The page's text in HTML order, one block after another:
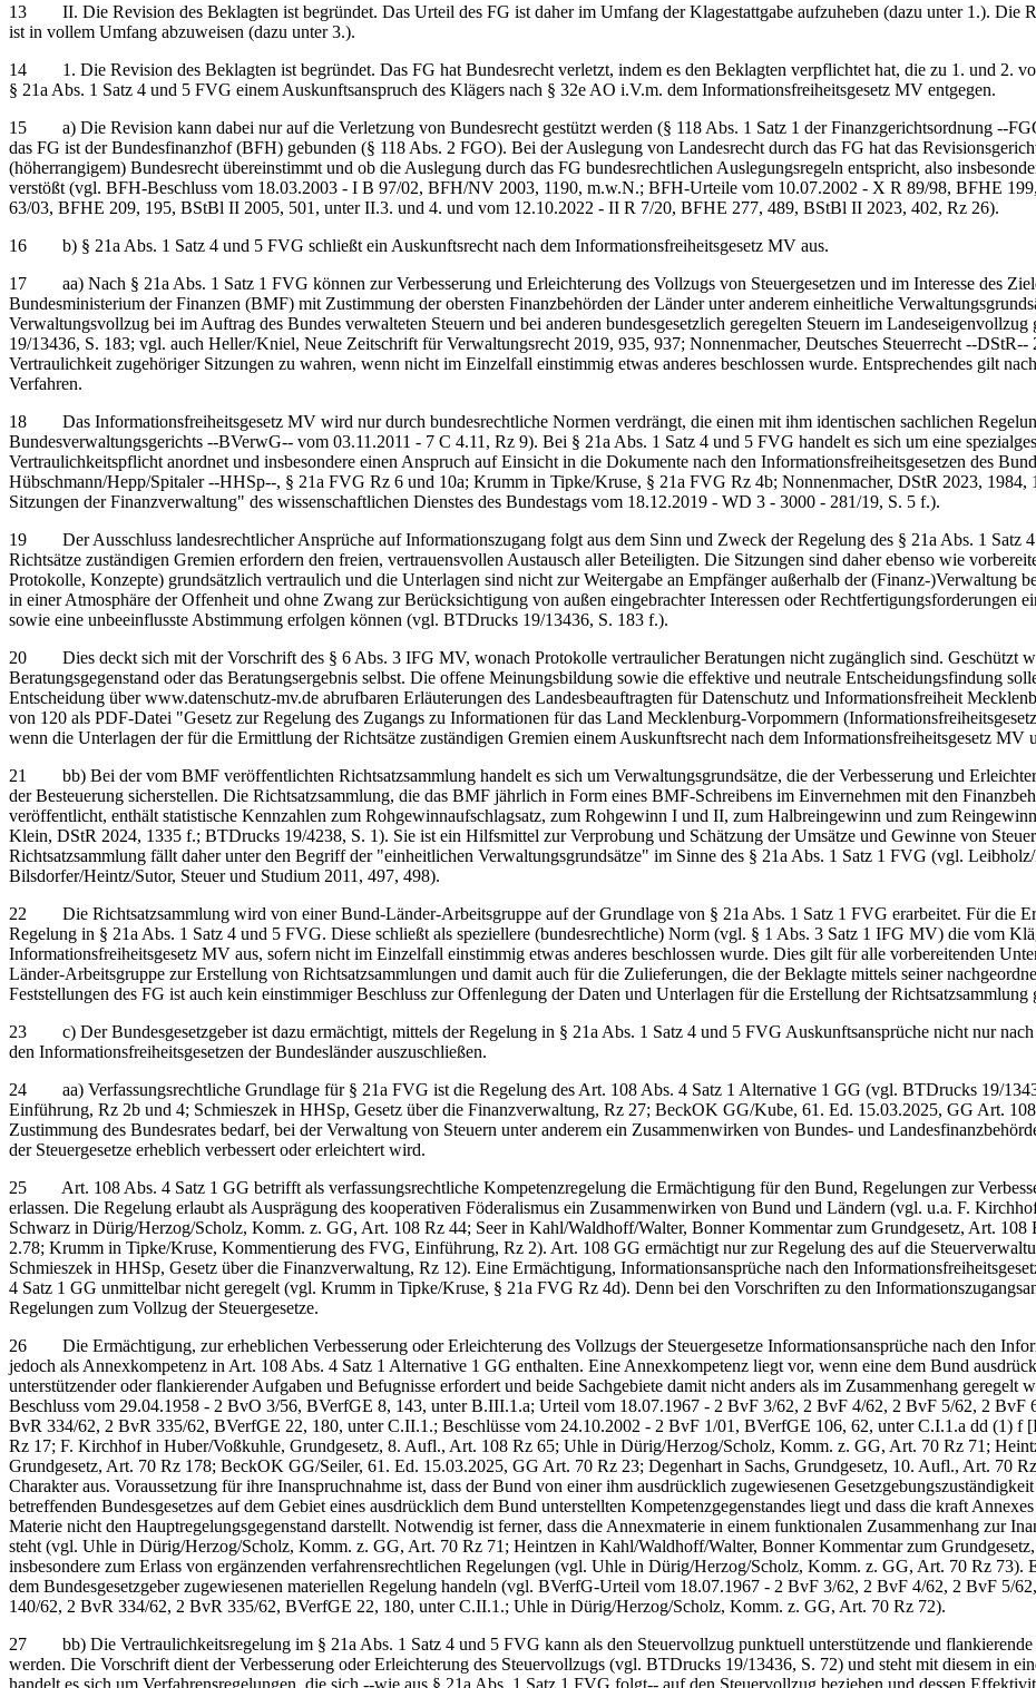
13 II. Die Revision des Beklagten ist begründet. Das Urteil des FG ist daher im Umfang der Klagestattgabe aufzuheben (dazu unter 1.). Die
ist in vollem Umfang abzuweisen (dazu unter 3.).
14 1. Die Revision des Beklagten ist begründet. Das FG hat Bundesrecht verletzt, indem es den Beklagten verpflichtet hat, die zu 1. und 2.
§ 21a Abs. 1 Satz 4 und 5 FVG einem Auskunftsanspruch des Klägers nach § 32e AO i.V.m. dem Informationsfreiheitsgesetz MV entgegen.
15 a) Die Revision kann dabei nur auf die Verletzung von Bundesrecht gestützt werden (§ 118 Abs. 1 Satz 1 der Finanzgerichtsordnung
das FG ist der Bundesfinanzhof (BFH) gebunden (§ 118 Abs. 2 FGO). Bei der Auslegung von Landesrecht durch das FG hat das
(höherrangigem) Bundesrecht übereinstimmt und ob die Auslegung durch das FG bundesrechtlichen Auslegungsregeln entspricht, also
verstößt (vgl. BFH-Beschluss vom 18.03.2003 - I B 97/02, BFH/NV 2003, 1190, m.w.N.; BFH-Urteile vom 10.07.2002 - X R 89/98, BFHE
63/03, BFHE 209, 195, BStBl II 2005, 501, unter II.3. und 4. und vom 12.10.2022 - II R 7/20, BFHE 277, 489, BStBl II 2023, 402, Rz 26).
16 b) § 21a Abs. 1 Satz 4 und 5 FVG schließt ein Auskunftsrecht nach dem Informationsfreiheitsgesetz MV aus.
17 aa) Nach § 21a Abs. 1 Satz 1 FVG können zur Verbesserung und Erleichterung des Vollzugs von Steuergesetzen und im Interesse des
Bundesministerium der Finanzen (BMF) mit Zustimmung der obersten Finanzbehörden der Länder unter anderem einheitliche
Verwaltungsvollzug bei im Auftrag des Bundes verwalteten Steuern und bei anderen bundesgesetzlich geregelten Steuern im
19/13436, S. 183; vgl. auch Heller/Kniel, Neue Zeitschrift für Verwaltungsrecht 2019, 935, 937; Nonnenmacher, Deutsches Steuerrecht
Vertraulichkeit zugehöriger Sitzungen zu wahren, wenn nicht im Einzelfall einstimmig etwas anderes beschlossen wurde. Entsprechendes gilt
Verfahren.
18 Das Informationsfreiheitsgesetz MV wird nur durch bundesrechtliche Normen verdrängt, die einen mit ihm identischen sachlichen
Bundesverwaltungsgerichts ‑‑BVerwG‑‑ vom 03.11.2011 - 7 C 4.11, Rz 9). Bei § 21a Abs. 1 Satz 4 und 5 FVG handelt es sich um eine
Vertraulichkeitspflicht anordnet und insbesondere einen Anspruch auf Einsicht in die Dokumente nach den Informationsfreiheitsgesetzen des
Hübschmann/Hepp/Spitaler ‑‑HHSp‑‑, § 21a FVG Rz 6 und 10a; Krumm in Tipke/Kruse, § 21a FVG Rz 4b; Nonnenmacher, DStR 2023,
Sitzungen der Finanzverwaltung" des wissenschaftlichen Dienstes des Bundestags vom 18.12.2019 - WD 3 - 3000 - 281/19, S. 5 f.).
19 Der Ausschluss landesrechtlicher Ansprüche auf Informationszugang folgt aus dem Sinn und Zweck der Regelung des § 21a Abs. 1 Satz
Richtsätze zuständigen Gremien erfordern den freien, vertrauensvollen Austausch aller Beteiligten. Die Sitzungen sind daher ebenso wie
Protokolle, Konzepte) grundsätzlich vertraulich und die Unterlagen sind nicht zur Weitergabe an Empfänger außerhalb der (Finanz-)Verwaltung
in einer Atmosphäre der Offenheit und ohne Zwang zur Berücksichtigung von außen eingebrachter Interessen oder Rechtfertigungsforderungen
sowie eine unbeeinflusste Abstimmung erfolgen können (vgl. BTDrucks 19/13436, S. 183 f.).
20 Dies deckt sich mit der Vorschrift des § 6 Abs. 3 IFG MV, wonach Protokolle vertraulicher Beratungen nicht zugänglich sind. Geschützt
Beratungsgegenstand oder das Beratungsergebnis selbst. Die offene Meinungsbildung sowie die effektive und neutrale Entscheidungsfindung
Entscheidung über www.datenschutz-mv.de abrufbaren Erläuterungen des Landesbeauftragten für Datenschutz und Informationsfreiheit
von 120 als PDF-Datei "Gesetz zur Regelung des Zugangs zu Informationen für das Land Mecklenburg-Vorpommern
wenn die Unterlagen der für die Ermittlung der Richtsätze zuständigen Gremien einem Auskunftsrecht nach dem Informationsfreiheitsgesetz MV
21 bb) Bei der vom BMF veröffentlichten Richtsatzsammlung handelt es sich um Verwaltungsgrundsätze, die der Verbesserung und
der Besteuerung sicherstellen. Die Richtsatzsammlung, die das BMF jährlich in Form eines BMF-Schreibens im Einvernehmen mit den
veröffentlicht, enthält statistische Kennzahlen zum Rohgewinnaufschlagsatz, zum Rohgewinn I und II, zum Halbreingewinn und zum
Klein, DStR 2024, 1335 f.; BTDrucks 19/4238, S. 1). Sie ist ein Hilfsmittel zur Verprobung und Schätzung der Umsätze und Gewinne von
Richtsatzsammlung fällt daher unter den Begriff der "einheitlichen Verwaltungsgrundsätze" im Sinne des § 21a Abs. 1 Satz 1 FVG (vgl.
Bilsdorfer/Heintz/Sutor, Steuer und Studium 2011, 497, 498).
22 Die Richtsatzsammlung wird von einer Bund-Länder-Arbeitsgruppe auf der Grundlage von § 21a Abs. 1 Satz 1 FVG erarbeitet. Für die
Regelung in § 21a Abs. 1 Satz 4 und 5 FVG. Diese schließt als speziellere (bundesrechtliche) Norm (vgl. § 1 Abs. 3 Satz 1 IFG MV) die vom
Informationsfreiheitsgesetz MV aus, sofern nicht im Einzelfall einstimmig etwas anderes beschlossen wurde. Dies gilt für alle vorbereitenden
Länder-Arbeitsgruppe zur Erstellung von Richtsatzsammlungen und damit auch für die Zulieferungen, die der Beklagte mittels seiner
Feststellungen des FG ist auch kein einstimmiger Beschluss zur Offenlegung der Daten und Unterlagen für die Erstellung der Richtsatzsammlung
23 c) Der Bundesgesetzgeber ist dazu ermächtigt, mittels der Regelung in § 21a Abs. 1 Satz 4 und 5 FVG Auskunftsansprüche nicht nur nach
den Informationsfreiheitsgesetzen der Bundesländer auszuschließen.
24 aa) Verfassungsrechtliche Grundlage für § 21a FVG ist die Regelung des Art. 108 Abs. 4 Satz 1 Alternative 1 GG (vgl. BTDrucks 19/
Einführung, Rz 2b und 4; Schmieszek in HHSp, Gesetz über die Finanzverwaltung, Rz 27; BeckOK GG/Kube, 61. Ed. 15.03.2025, GG Art.
Zustimmung des Bundesrates bedarf, bei der Verwaltung von Steuern unter anderem ein Zusammenwirken von Bundes- und
der Steuergesetze erheblich verbessert oder erleichtert wird.
25 Art. 108 Abs. 4 Satz 1 GG betrifft als verfassungsrechtliche Kompetenzregelung die Ermächtigung für den Bund, Regelungen zur
erlassen. Die Regelung erlaubt als Ausprägung des kooperativen Föderalismus ein Zusammenwirken von Bund und Ländern (vgl. u.a. F.
Schwarz in Dürig/Herzog/Scholz, Komm. z. GG, Art. 108 Rz 44; Seer in Kahl/Waldhoff/Walter, Bonner Kommentar zum Grundgesetz, Art.
2.78; Krumm in Tipke/Kruse, Kommentierung des FVG, Einführung, Rz 2). Art. 108 GG ermächtigt nur zur Regelung des auf die
Schmieszek in HHSp, Gesetz über die Finanzverwaltung, Rz 12). Eine Ermächtigung, Informationsansprüche nach den
4 Satz 1 GG unmittelbar nicht geregelt (vgl. Krumm in Tipke/Kruse, § 21a FVG Rz 4d). Denn bei den Vorschriften zu den
Regelungen zum Vollzug der Steuergesetze.
26 Die Ermächtigung, zur erheblichen Verbesserung oder Erleichterung des Vollzugs der Steuergesetze Informationsansprüche nach den
jedoch als Annexkompetenz in Art. 108 Abs. 4 Satz 1 Alternative 1 GG enthalten. Eine Annexkompetenz liegt vor, wenn eine dem Bund
unterstützender oder flankierender Aufgaben und Befugnisse erfordert und beide Sachgebiete damit nicht anders als im Zusammenhang geregelt
Beschluss vom 29.04.1958 - 2 BvO 3/56, BVerfGE 8, 143, unter B.III.1.a; Urteil vom 18.07.1967 - 2 BvF 3/62, 2 BvF 4/62, 2 BvF 5/62, 2
BvR 334/62, 2 BvR 335/62, BVerfGE 22, 180, unter C.II.1.; Beschlüsse vom 24.10.2002 - 2 BvF 1/01, BVerfGE 106, 62, unter C.I.1.a dd (1)
Rz 17; F. Kirchhof in Huber/Voßkuhle, Grundgesetz, 8. Aufl., Art. 108 Rz 65; Uhle in Dürig/Herzog/Scholz, Komm. z. GG, Art. 70 Rz 71;
Grundgesetz, Art. 70 Rz 178; BeckOK GG/Seiler, 61. Ed. 15.03.2025, GG Art. 70 Rz 23; Degenhart in Sachs, Grundgesetz, 10. Aufl., Art. 70
Charakter aus. Voraussetzung für ihre Inanspruchnahme ist, dass der Bund von einer ihm ausdrücklich zugewiesenen
betreffenden Bundesgesetzes auf dem Gebiet eines ausdrücklich dem Bund unterstellten Kompetenzgegenstandes liegt und dass die kraft
Materie nicht den Hauptregelungsgegenstand darstellt. Notwendig ist ferner, dass die Annexmaterie in einem funktionalen Zusammenhang zur
steht (vgl. Uhle in Dürig/Herzog/Scholz, Komm. z. GG, Art. 70 Rz 71; Heintzen in Kahl/Waldhoff/Walter, Bonner Kommentar zum
insbesondere zum Erlass von ergänzenden verfahrensrechtlichen Regelungen (vgl. Uhle in Dürig/Herzog/Scholz, Komm. z. GG, Art. 70 Rz 73).
dem Bundesgesetzgeber zugewiesenen materiellen Regelung handeln (vgl. BVerfG-Urteil vom 18.07.1967 - 2 BvF 3/62, 2 BvF 4/62, 2 BvF
140/62, 2 BvR 334/62, 2 BvR 335/62, BVerfGE 22, 180, unter C.II.1.; Uhle in Dürig/Herzog/Scholz, Komm. z. GG, Art. 70 Rz 72).
27 bb) Die Vertraulichkeitsregelung im § 21a Abs. 1 Satz 4 und 5 FVG kann als den Steuervollzug punktuell unterstützende und
werden. Die Vorschrift dient der Verbesserung oder Erleichterung des Steuervollzugs (vgl. BTDrucks 19/13436, S. 72) und steht mit diesem in
handelt es sich um Verfahrensregelungen, die sich ‑‑wie aus § 21a Abs. 1 Satz 1 FVG folgt‑‑ auf den Steuervollzug beziehen und dessen